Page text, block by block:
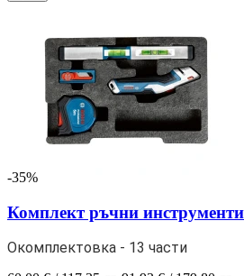
-35%
Комплект ръчни
Окомплектовка - 13 части